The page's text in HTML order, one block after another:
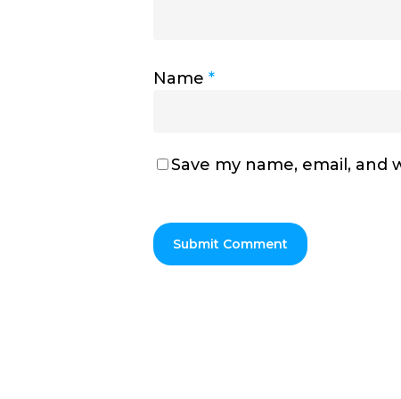
Name *
Save my name, email,